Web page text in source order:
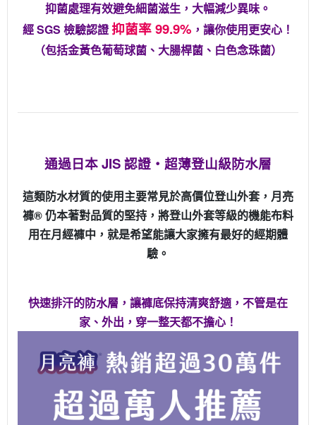
抑菌處理有效避免細菌滋生，大幅減少異味。
經 SGS 檢驗認證抑菌率 99.9% ，讓你使用更安心！
（包括金黃色葡萄球菌、大腸桿菌、白色念珠菌）
通過日本 JIS 認證・超薄登山級防水層
這類防水材質的使用主要常見於高價位登山外套，月亮
褲® 仍本著對品質的堅持，將登山外套等級的機能布料
用在月經褲中，就是希望能讓大家擁有最好的經期體
驗。
快速排汗的防水層，讓褲底保持清爽舒適，不管是在
家、外出，穿一整天都不擔心！